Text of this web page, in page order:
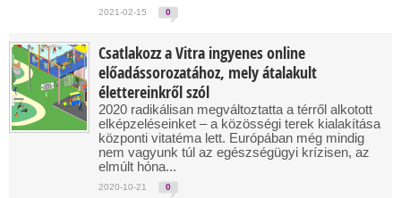
2021-02-15 0
Csatlakozz a Vitra ingyenes online
előadássorozatához, mely átalakult
élettereinkről szól
2020 radikálisan megváltoztatta a térről alkotott
elképzeléseinket – a közösségi terek kialakítása
központi vitatéma lett. Európában még mindig
nem vagyunk túl az egészségügyi krízisen, az
elmúlt hóna...
2020-10-21 0